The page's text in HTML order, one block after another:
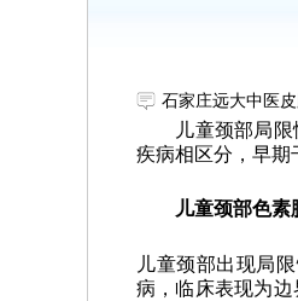
石家庄远大中医
儿童颈部局限性
疾病相区分，早期
儿童颈部色
儿童颈部出现局
病，临床表现为